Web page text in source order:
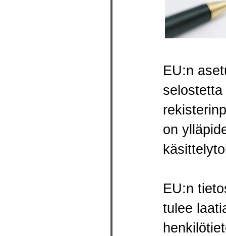
EU:n
on
EU:n
tulee